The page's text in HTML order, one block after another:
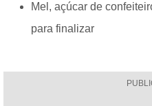
Mel, açúcar de
para finalizar